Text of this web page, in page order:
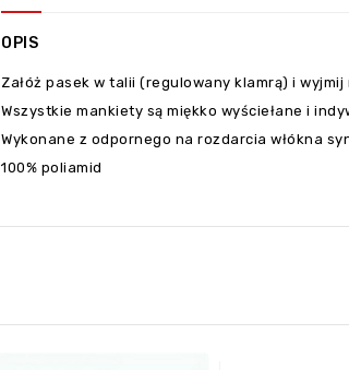
OPIS
Załóż pasek w talii (regulowany klamrą) i
Wszystkie mankiety są miękko wyściełane i
Wykonane z odpornego na rozdarcia włókna
100% poliamid